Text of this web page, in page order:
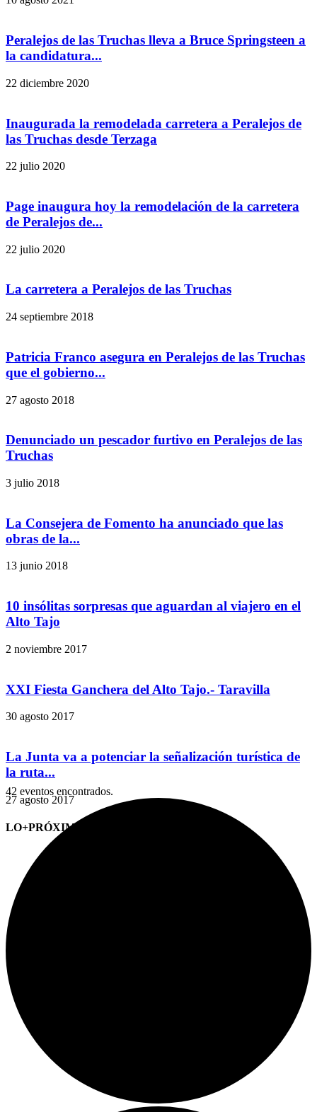
Peralejos de las Truchas lleva a Bruce Springsteen a
la candidatura...
22 diciembre 2020
Inaugurada la remodelada carretera a Peralejos de
las Truchas desde Terzaga
22 julio 2020
Page inaugura hoy la remodelación de la carretera
de Peralejos de...
22 julio 2020
La carretera a Peralejos de las Truchas
24 septiembre 2018
Patricia Franco asegura en Peralejos de las Truchas
que el gobierno...
27 agosto 2018
Denunciado un pescador furtivo en Peralejos de las
Truchas
3 julio 2018
La Consejera de Fomento ha anunciado que las
obras de la...
13 junio 2018
10 insólitas sorpresas que aguardan al viajero en el
Alto Tajo
2 noviembre 2017
XXI Fiesta Ganchera del Alto Tajo.- Taravilla
30 agosto 2017
La Junta va a potenciar la señalización turística de
la ruta...
27 agosto 2017
LO+PRÓXIMO (CITAS)
42 eventos encontrados.